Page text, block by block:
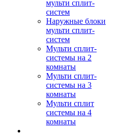
мульти сплит-
систем
Наружные блоки
мульти сплит-
систем
Мульти сплит-
системы на 2
комнаты
Мульти сплит-
системы на 3
комнаты
Мульти сплит
системы на 4
комнаты